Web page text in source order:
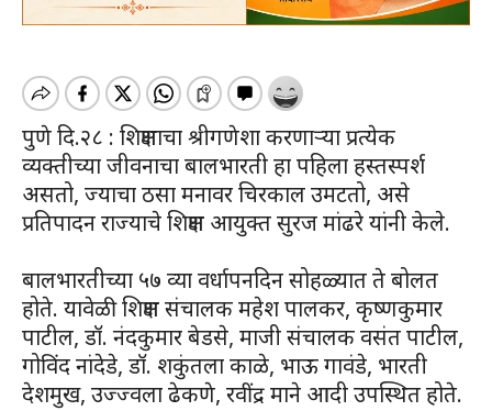
पुणे दि.२८ : शिक्षणाचा श्रीगणेशा करणाऱ्या प्रत्येक
व्यक्तीच्या जीवनाचा बालभारती हा पहिला हस्तस्पर्श
असतो, ज्याचा ठसा मनावर चिरकाल उमटतो, असे
प्रतिपादन राज्याचे शिक्षण आयुक्त सुरज मांढरे यांनी केले.
बालभारतीच्या ५७ व्या वर्धापनदिन सोहळ्यात ते बोलत
होते. यावेळी शिक्षण संचालक महेश पालकर, कृष्णकुमार
पाटील, डॉ. नंदकुमार बेडसे, माजी संचालक वसंत पाटील,
गोविंद नांदेडे, डॉ. शकुंतला काळे, भाऊ गावंडे, भारती
देशमुख, उज्ज्वला ढेकणे, रवींद्र माने आदी उपस्थित होते.